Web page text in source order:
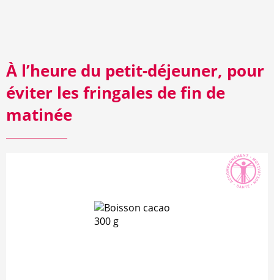
À l’heure du petit-déjeuner, pour
éviter les fringales de fin de
matinée